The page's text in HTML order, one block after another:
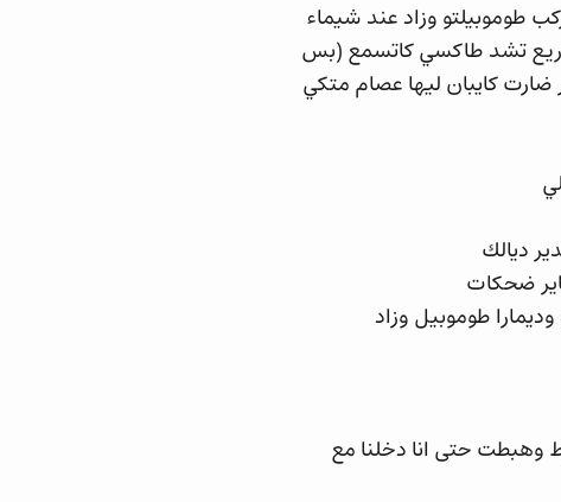
طوموبيلتو وزاد عند شيماء
تشد طاكسي كاتسمع (بس
كايبان ليها عصام متكي
ديالك
ضحكات
طوموبيل وزاد
وهبطت حتى انا دخلنا مع